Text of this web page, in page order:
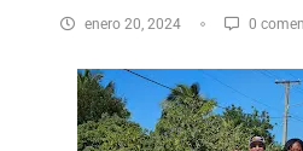
enero 20, 2024 0